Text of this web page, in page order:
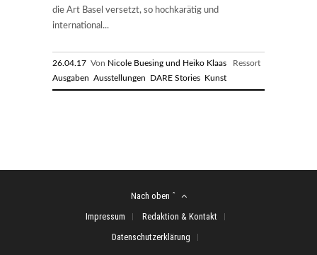
die Art Basel versetzt, so hochkarätig und
international...
26.04.17 Von Nicole Buesing und Heiko Klaas Ressort
Ausgaben Ausstellungen DARE Stories Kunst
Nach oben ˆ
Impressum
Redaktion & Kontakt
Datenschutzerklärung